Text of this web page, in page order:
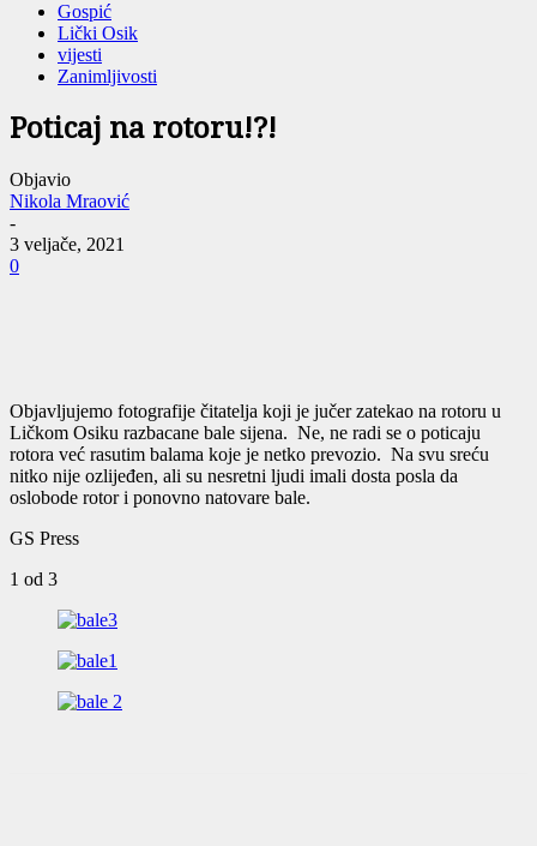
Gospić
Lički Osik
vijesti
Zanimljivosti
Poticaj na rotoru!?!
Objavio
Nikola Mraović
-
3 veljače, 2021
0
Objavljujemo fotografije čitatelja koji je jučer zatekao na rotoru u
Ličkom Osiku razbacane bale sijena. Ne, ne radi se o poticaju
rotora već rasutim balama koje je netko prevozio. Na svu sreću
nitko nije ozlijeđen, ali su nesretni ljudi imali dosta posla da
oslobode rotor i ponovno natovare bale.
GS Press
1 od 3